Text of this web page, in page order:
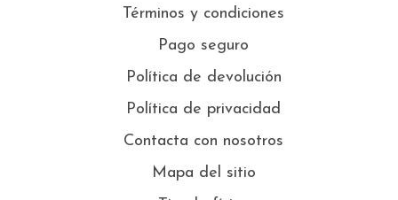
Términos y condiciones
Pago seguro
Política de devolución
Política de privacidad
Contacta con nosotros
Mapa del sitio